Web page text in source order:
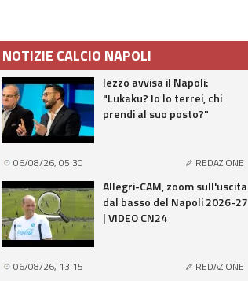
NOTIZIE CALCIO NAPOLI
Iezzo avvisa il Napoli:
"Lukaku? Io lo terrei, chi
prendi al suo posto?"
06/08/26, 05:30 REDAZIONE
Allegri-CAM, zoom sull'uscita
dal basso del Napoli 2026-27
| VIDEO CN24
06/08/26, 13:15 REDAZIONE